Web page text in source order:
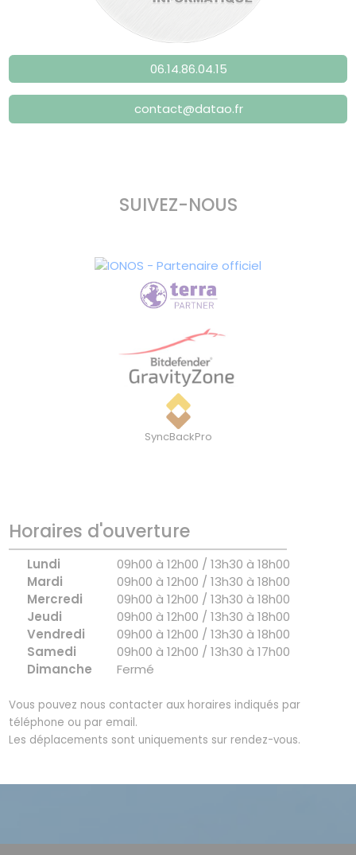
06.14.86.04.15
contact@datao.fr
SUIVEZ-NOUS
SyncBackPro
Horaires d'ouverture
Lundi
09h00 à 12h00 / 13h30 à 18h00
Mardi
09h00 à 12h00 / 13h30 à 18h00
Mercredi
09h00 à 12h00 / 13h30 à 18h00
Jeudi
09h00 à 12h00 / 13h30 à 18h00
Vendredi
09h00 à 12h00 / 13h30 à 18h00
Samedi
09h00 à 12h00 / 13h30 à 17h00
Dimanche
Fermé
Vous pouvez nous contacter aux horaires indiqués par
téléphone ou par email.
Les déplacements sont uniquements sur rendez-vous.